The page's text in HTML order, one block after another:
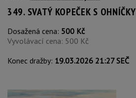
349. SVATÝ KOPEČEK S OHNÍČKY
Dosažená cena: 500 Kč
Vyvolávací cena: 500 Kč
Konec dražby: 19.03.2026 21:27 SEČ